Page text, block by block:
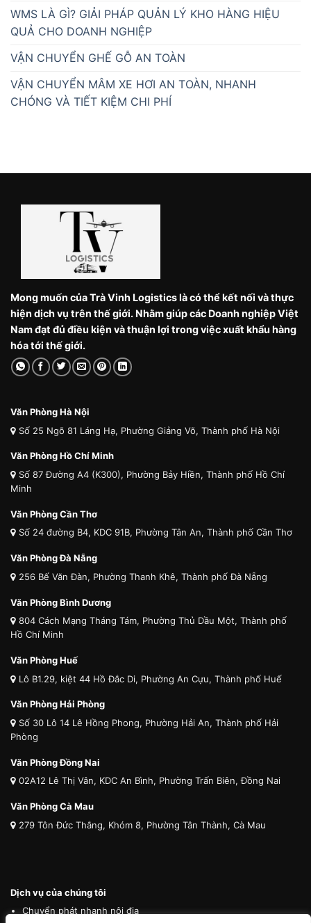
WMS LÀ GÌ? GIẢI PHÁP QUẢN LÝ KHO HÀNG HIỆU
QUẢ CHO DOANH NGHIỆP
VẬN CHUYỂN GHẾ GỖ AN TOÀN
VẬN CHUYỂN MÂM XE HƠI AN TOÀN, NHANH
CHÓNG VÀ TIẾT KIỆM CHI PHÍ
Mong muốn của Trà Vinh Logistics là có thể kết nối và thực
hiện dịch vụ trên thế giới. Nhằm giúp các Doanh nghiệp Việt
Nam đạt đủ điều kiện và thuận lợi trong việc xuất khẩu hàng
hóa tới thế giới.
Văn Phòng Hà Nội
Số 25 Ngõ 81 Láng Hạ, Phường Giảng Võ, Thành phố Hà Nội
Văn Phòng Hồ Chí Minh
Số 87 Đường A4 (K300), Phường Bảy Hiền, Thành phố Hồ Chí
Minh
Văn Phòng Cần Thơ
Số 24 đường B4, KDC 91B, Phường Tân An, Thành phố Cần Thơ
Văn Phòng Đà Nẵng
256 Bế Văn Đàn, Phường Thanh Khê, Thành phố Đà Nẵng
Văn Phòng Bình Dương
804 Cách Mạng Tháng Tám, Phường Thủ Dầu Một, Thành phố
Hồ Chí Minh
Văn Phòng Huế
Lô B1.29, kiệt 44 Hồ Đắc Di, Phường An Cựu, Thành phố Huế
Văn Phòng Hải Phòng
Số 30 Lô 14 Lê Hồng Phong, Phường Hải An, Thành phố Hải
Phòng
Văn Phòng Đồng Nai
02A12 Lê Thị Vân, KDC An Bình, Phường Trấn Biên, Đồng Nai
Văn Phòng Cà Mau
279 Tôn Đức Thắng, Khóm 8, Phường Tân Thành, Cà Mau
Dịch vụ của chúng tôi
Chuyển phát nhanh nội địa